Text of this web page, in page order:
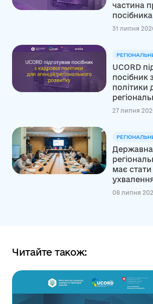
частина
посібника
31 липня
UCORD
посібник
політики
27 липня
Державна
має
08 липня
Читайте також: